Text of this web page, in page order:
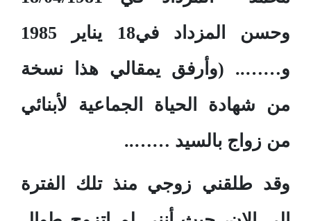
وحسن المزداد في18 يناير 1985
و…….. (وأرفق يمقالي هذا نسخة
من شهادة الحياة الجماعية لأبنائي
من زواج بالسيد ……..
وقد طلقني زوجي منذ تلك الفترة